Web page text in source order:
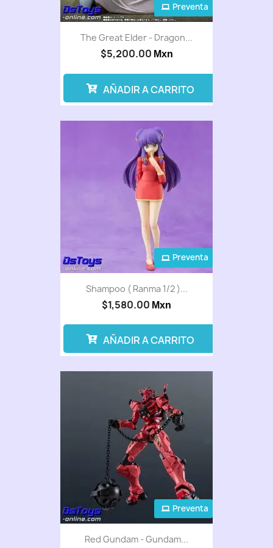
The Great Elder - Dragon...
$5,200.00 Mxn
Preventa
AÑADIR A CARRITO
Shampoo ( Ranma 1/2 )...
$1,580.00 Mxn
Preventa
AÑADIR A CARRITO
Red Gundam - Gundam...
Preventa